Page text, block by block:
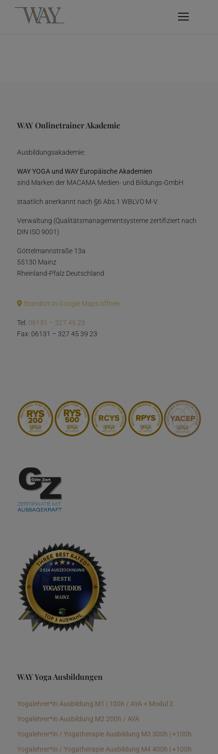
WAY Onlinetrainer Akademie
Ausbildungsakademie:
WAY YOGA und WAY Europäische Akademien
sind Marken der MACAMA Medien- und Bildungs-GmbH
staatlich anerkannt nach §6 Abs.1 WBLVO M-V.
Verwaltung (Qualitätsmanagementsysteme zertifiziert nach
DIN ISO 9001)
Göttelmannstraße 13a
55130 Mainz
Rheinland-Pfalz Deutschland
Standort in Google Maps öffnen
Tel: 06131 – 327 45 23
Fax: 06131 – 327 45 39 23
WAY Yoga Ausbildungen
Yogalehrer*in Ausbildung M1 | 100h / AYA + Modul 2
Yogalehrer*in Ausbildung M2 200h / AYA
Yogalehrer*in / Yogatherapie Ausbildung M3 300h | +100h
Yogalehrer*in / Yogatherapie Ausbildung M4 400h | +100h